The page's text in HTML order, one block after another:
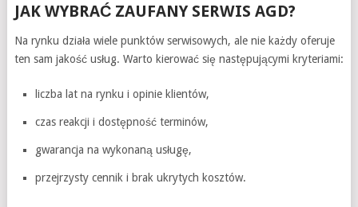
JAK WYBRAĆ ZAUFANY SERWIS AGD?
Na rynku działa wiele punktów serwisowych, ale nie każdy oferuje
ten sam jakość usług. Warto kierować się następującymi kryteriami:
liczba lat na rynku i opinie klientów,
czas reakcji i dostępność terminów,
gwarancja na wykonaną usługę,
przejrzysty cennik i brak ukrytych kosztów.